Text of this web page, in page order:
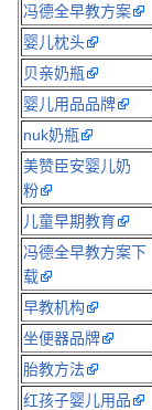
冯德全早教方案
婴儿枕头
贝亲奶瓶
婴儿用品品牌
nuk奶瓶
美赞臣安婴儿奶
粉
儿童早期教育
冯德全早教方案下
载
早教机构
坐便器品牌
胎教方法
红孩子婴儿用品